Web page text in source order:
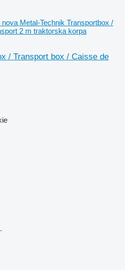
nova Metal-Technik Transportbox /
2 m traktorska korpa
/ Transport box / Caisse de